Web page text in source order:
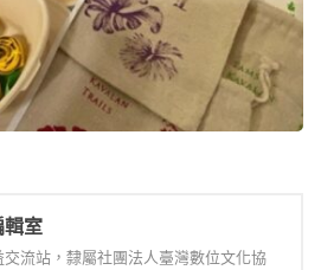
輯室
交流站，隸屬社團法人臺灣數位文化協